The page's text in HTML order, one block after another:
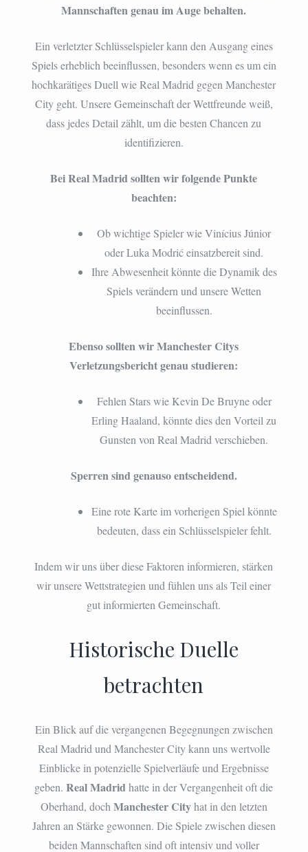
Mannschaften genau im Auge behalten.
Ein verletzter Schlüsselspieler kann den Ausgang eines
Spiels erheblich beeinflussen, besonders wenn es um ein
hochkarätiges Duell wie Real Madrid gegen Manchester
City geht. Unsere Gemeinschaft der Wettfreunde weiß,
dass jedes Detail zählt, um die besten Chancen zu
identifizieren.
Bei Real Madrid sollten wir folgende Punkte
beachten:
Ob wichtige Spieler wie Vinícius Júnior
oder Luka Modrić einsatzbereit sind.
Ihre Abwesenheit könnte die Dynamik des
Spiels verändern und unsere Wetten
beeinflussen.
Ebenso sollten wir Manchester Citys
Verletzungsbericht genau studieren:
Fehlen Stars wie Kevin De Bruyne oder
Erling Haaland, könnte dies den Vorteil zu
Gunsten von Real Madrid verschieben.
Sperren sind genauso entscheidend.
Eine rote Karte im vorherigen Spiel könnte
bedeuten, dass ein Schlüsselspieler fehlt.
Indem wir uns über diese Faktoren informieren, stärken
wir unsere Wettstrategien und fühlen uns als Teil einer
gut informierten Gemeinschaft.
Historische Duelle
betrachten
Ein Blick auf die vergangenen Begegnungen zwischen
Real Madrid und Manchester City kann uns wertvolle
Einblicke in potenzielle Spielverläufe und Ergebnisse
geben.Real Madridhatte in der Vergangenheit oft die
Oberhand, doch Manchester Cityhat in den letzten
Jahren an Stärke gewonnen. Die Spiele zwischen diesen
beiden Mannschaften sind oft intensiv und voller